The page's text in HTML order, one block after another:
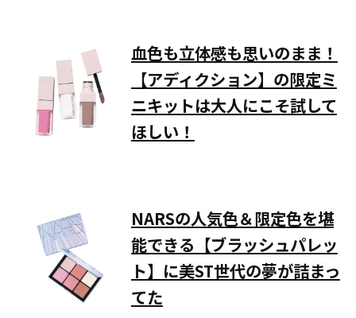
血色も立体感も思いのまま！
【アディクション】の限定ミ
ニキットは大人にこそ試して
ほしい！
NARSの人気色＆限定色を堪
能できる【ブラッシュパレッ
ト】に美ST世代の夢が詰まっ
てた